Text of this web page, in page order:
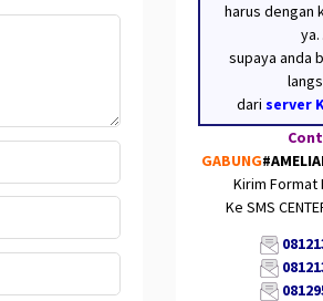
harus dengan
supaya anda
dari server
GABUNG
Kirim Format
Ke SMS